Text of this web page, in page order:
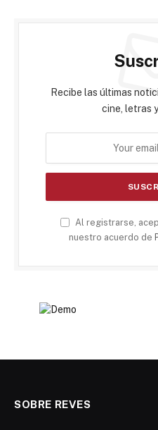
Recibe las últimas
cine, letras
Al registrarse,
nuestro acuerdo de
SOBRE REVES